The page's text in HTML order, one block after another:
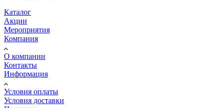
Каталог
Акции
Мероприятия
Компания
О компании
Контакты
Информация
Условия оплаты
Условия доставки